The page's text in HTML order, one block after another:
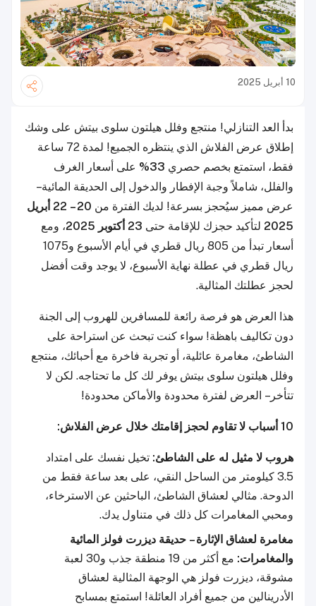
10 أبريل 2025
بدأ العد التنازلي! منتجع وفلل هيلتون سلوى بيتش على وشك
إطلاق عرض الفلاش الذي ينتظره الجميع! لمدة 72 ساعة
فقط، استمتع بخصم حصري 33%
على أسعار الغرف
والفلل، شاملاً وجبة الإفطار والدخول إلى الحديقة المائية –
عرض مميز سيُحجز بسرعة! لديك الفترة من
20 – 22 أبريل
2025 لتأكيد حجزك للإقامة حتى 23 أكتوبر 2025
، ومع
أسعار تبدأ من 805 ريال قطري في أيام الأسبوع و1075
ريال قطري في عطلة نهاية الأسبوع، لا يوجد وقت أفضل
لحجز عطلتك المثالية.
هذا العرض هو فرصة رائعة للمسافرين للهروب إلى الجنة
دون تكاليف باهظة! سواء كنت تبحث عن استراحة على
الشاطئ، مغامرة عائلية، أو تجربة فاخرة مع أحبائك، منتجع
وفلل هيلتون سلوى بيتش يوفر لك كل ما تحتاجه. لكن لا
تتأخر – العرض لفترة محدودة والأماكن محدودة!
10 أسباب لا تقاوم لحجز إقامتك خلال عرض الفلاش:
هروب لا مثيل له على الشاطئ: تخيل نفسك على امتداد
3.5 كيلومتر من الساحل النقي، على بعد ساعة فقط من
الدوحة. مثالي لعشاق الشاطئ، الباحثين عن الاسترخاء،
ومحبي المغامرات كل ذلك في متناول يدك.
مغامرة لعشاق الإثارة – حديقة ديزرت فولز المائية
والمغامرات:
مع أكثر من 19 منطقة جذب و30 لعبة
مشوقة، ديزرت فولز هي الوجهة المثالية لعشاق
الأدرينالين من جميع أفراد العائلة! استمتع بمسابح